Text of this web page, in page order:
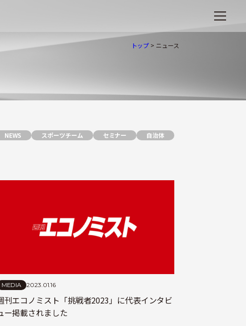
トップ > ニュース
NEWS スポーツチーム セミナー 自治体
MEDIA 2023.01.16
刊エコノミスト「挑戦者2023」に代表インタビ
ー掲載されました